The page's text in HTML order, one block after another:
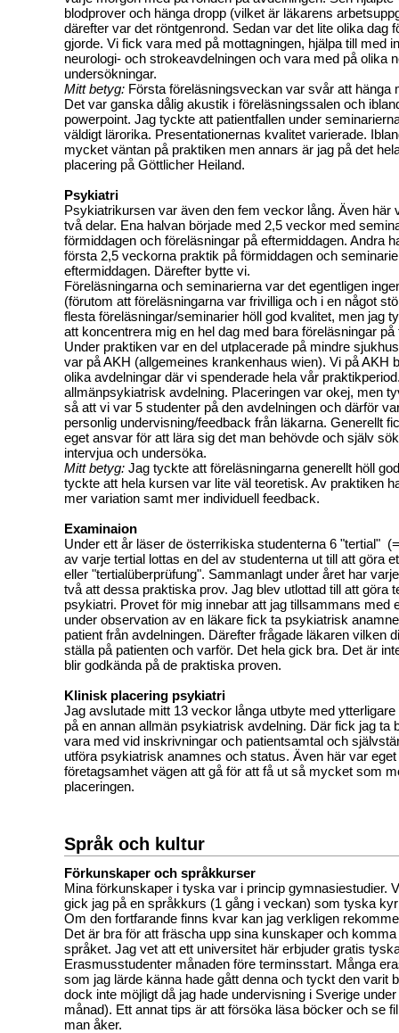
blodprover och hänga dropp (vilket är läkarens
därefter var det röntgenrond. Sedan var det lite olika dag
gjorde. Vi fick vara med på mottagningen, hjälpa till med
neurologi- och strokeavdelningen och vara med på olika
undersökningar.
Mitt betyg: Första föreläsningsveckan var svår att hänga
Det var ganska dålig akustik i föreläsningssalen och
powerpoint. Jag tyckte att patientfallen under
väldigt lärorika. Presentationernas kvalitet varierade.
mycket väntan på praktiken men annars är jag på det
placering på Göttlicher Heiland.
Psykiatri
Psykiatrikursen var även den fem veckor lång. Även här
två delar. Ena halvan började med 2,5 veckor med
förmiddagen och föreläsningar på eftermiddagen. Andra
första 2,5 veckorna praktik på förmiddagen och
eftermiddagen. Därefter bytte vi.
Föreläsningarna och seminarierna var det egentligen
(förutom att föreläsningarna var frivilliga och i en något
flesta föreläsningar/seminarier höll god kvalitet, men jag
att koncentrera mig en hel dag med bara föreläsningar
Under praktiken var en del utplacerade på mindre
var på AKH (allgemeines krankenhaus wien). Vi på AKH
olika avdelningar där vi spenderade hela vår
allmänpsykiatrisk avdelning. Placeringen var okej, men
så att vi var 5 studenter på den avdelningen och därför
personlig undervisning/feedback från läkarna. Generellt
eget ansvar för att lära sig det man behövde och själv
intervjua och undersöka.
Mitt betyg: Jag tyckte att föreläsningarna generellt höll
tyckte att hela kursen var lite väl teoretisk. Av praktiken
mer variation samt mer individuell feedback.
Examinaion
Under ett år läser de österrikiska studenterna 6 "tertial"
av varje tertial lottas en del av studenterna ut till att göra
eller "tertialüberprüfung". Sammanlagt under året har
två att dessa praktiska prov. Jag blev utlottad till att göra
psykiatri. Provet för mig innebar att jag tillsammans med
under observation av en läkare fick ta psykiatrisk
patient från avdelningen. Därefter frågade läkaren vilken
ställa på patienten och varför. Det hela gick bra. Det är
blir godkända på de praktiska proven.
Klinisk placering psykiatri
Jag avslutade mitt 13 veckor långa utbyte med
på en annan allmän psykiatrisk avdelning. Där fick jag ta
vara med vid inskrivningar och patientsamtal och
utföra psykiatrisk anamnes och status. Även här var
företagsamhet vägen att gå för att få ut så mycket som
placeringen.
Språk och kultur
Förkunskaper och språkkurser
Mina förkunskaper i tyska var i princip gymnasiestudier.
gick jag på en språkkurs (1 gång i veckan) som tyska
Om den fortfarande finns kvar kan jag verkligen
Det är bra för att fräscha upp sina kunskaper och komma
språket. Jag vet att ett universitet här erbjuder gratis
Erasmusstudenter månaden före terminsstart. Många
som jag lärde känna hade gått denna och tyckt den varit
dock inte möjligt då jag hade undervisning i Sverige
månad). Ett annat tips är att försöka läsa böcker och se
man åker.